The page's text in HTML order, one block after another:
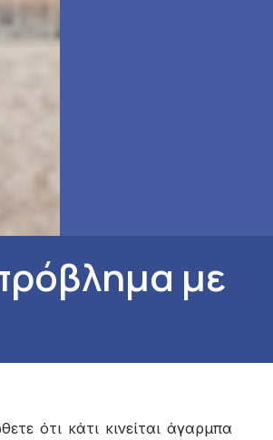
με
ότι κάτι κινείται άγαρμπα